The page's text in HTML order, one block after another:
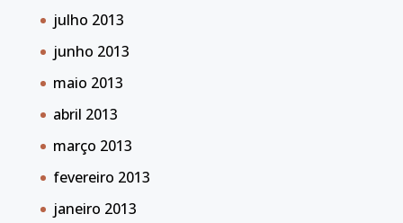
julho 2013
junho 2013
maio 2013
abril 2013
março 2013
fevereiro 2013
janeiro 2013